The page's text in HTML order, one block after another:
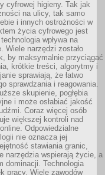
cyfrowej higieny. Tak jak
na ulicy, tak samo
i innych ostrożności w
życia cyfrowego jest
wpływa na
Wiele narzędzi zostało
by maksymalnie przyciągać
krótkie treści, algorytmy i
sprawiają, że łatwo
sprawdzania i reagowania.
skupienie, pogłębia
i może osłabiać jakość
Coraz więcej osób
większej kontroli nad
Odpowiedzialne
nie oznacza jej
stawiania granic,
narzędzia wspierają życie, a
dominacji. Technologia
pracy. Wiele zawodów